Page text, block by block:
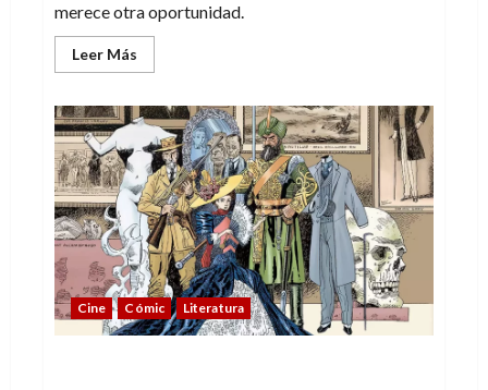
merece otra oportunidad.
Leer Más
más
A
mí
me
gusta
La
Liga
de
los
Hombres
Extraordinarios
(parte
2)
Cine Cómic Literatura